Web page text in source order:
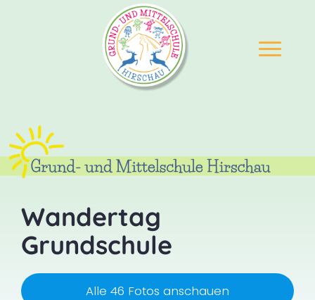
Wandertag
Grundschule
Alle 46 Fotos anschauen